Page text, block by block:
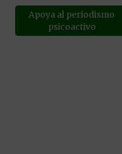
Apoya al periodismo
psicoactivo